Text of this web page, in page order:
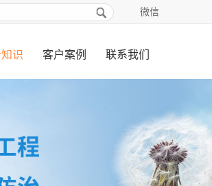
微信
识 客户案例 联系我们